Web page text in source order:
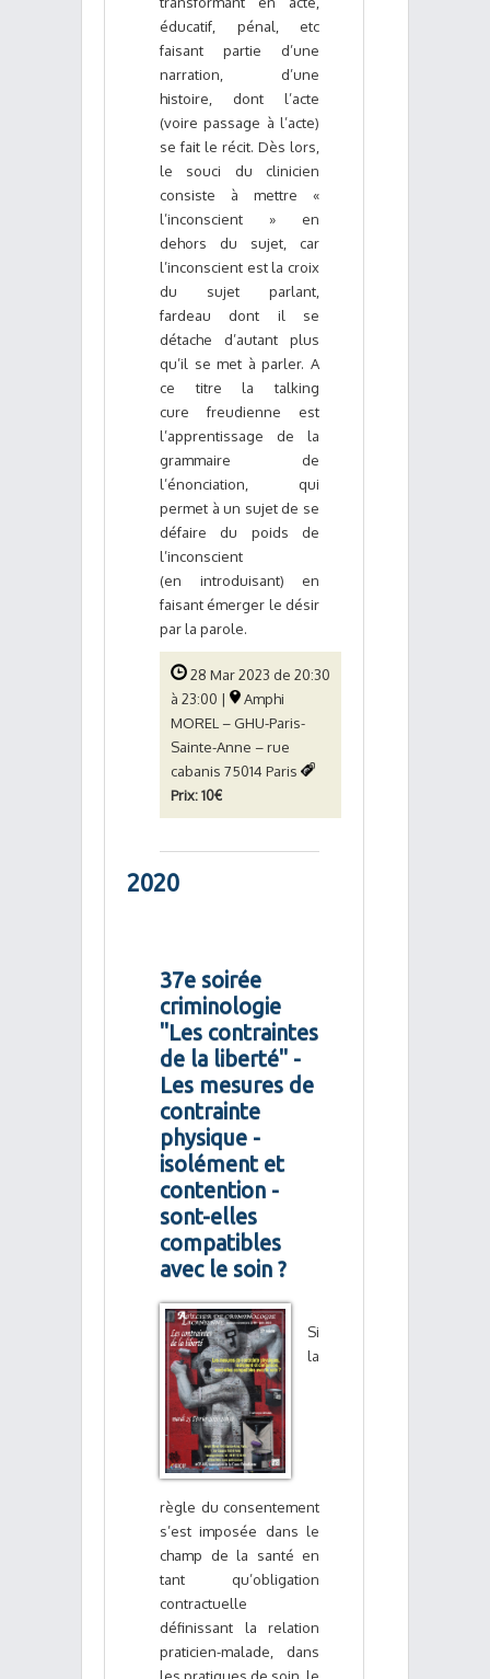
éducatif, pénal, etc
faisant partie d’une
narration, d’une
histoire, dont l’acte
(voire passage à l’acte)
se fait le récit. Dès lors,
le souci du clinicien
consiste à mettre «
l’inconscient » en
dehors du sujet, car
l’inconscient est la croix
du sujet parlant,
fardeau dont il se
détache d’autant plus
qu’il se met à parler. A
ce titre la talking
cure freudienne est
l’apprentissage de la
grammaire de
l’énonciation, qui
permet à un sujet de se
défaire du poids de
l’inconscient
(en introduisant) en
faisant émerger le désir
par la parole.
28 Mar 2023 de 20:30
à 23:00 |
Amphi
MOREL – GHU-Paris-
Sainte-Anne – rue
cabanis 75014 Paris
Prix: 10€
2020
37e soirée
criminologie
"Les contraintes
de la liberté" -
Les mesures de
contrainte
physique -
isolément et
contention -
sont-elles
compatibles
avec le soin ?
Si
la
règle du consentement
s’est imposée dans le
champ de la santé en
tant qu’obligation
contractuelle
définissant la relation
praticien-malade, dans